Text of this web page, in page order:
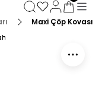
Maxi Çöp Kovası